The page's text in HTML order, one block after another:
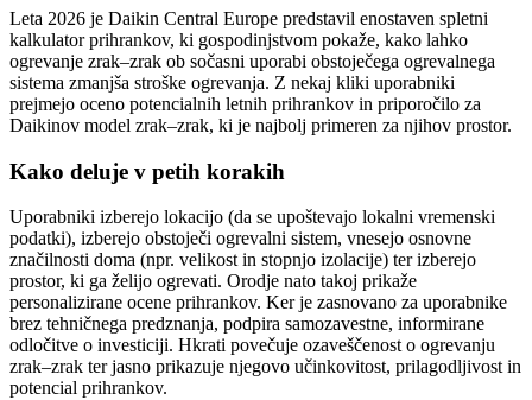
Leta 2026 je Daikin Central Europe predstavil enostaven spletni
kalkulator prihrankov, ki gospodinjstvom pokaže, kako lahko
ogrevanje zrak–zrak ob sočasni uporabi obstoječega ogrevalnega
sistema zmanjša stroške ogrevanja. Z nekaj kliki uporabniki
prejmejo oceno potencialnih letnih prihrankov in priporočilo za
Daikinov model zrak–zrak, ki je najbolj primeren za njihov prostor.
Kako deluje v petih korakih
Uporabniki izberejo lokacijo (da se upoštevajo lokalni vremenski
podatki), izberejo obstoječi ogrevalni sistem, vnesejo osnovne
značilnosti doma (npr. velikost in stopnjo izolacije) ter izberejo
prostor, ki ga želijo ogrevati. Orodje nato takoj prikaže
personalizirane ocene prihrankov. Ker je zasnovano za uporabnike
brez tehničnega predznanja, podpira samozavestne, informirane
odločitve o investiciji. Hkrati povečuje ozaveščenost o ogrevanju
zrak–zrak ter jasno prikazuje njegovo učinkovitost, prilagodljivost in
potencial prihrankov.